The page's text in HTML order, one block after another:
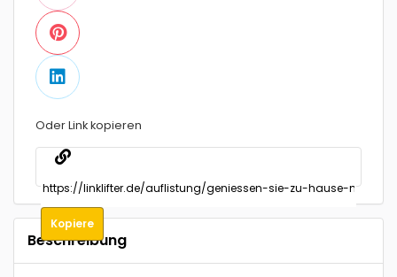
Oder Link kopieren
Kopiere
Beschreibung